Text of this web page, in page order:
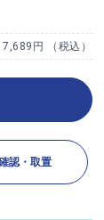
7,689円 （税込）
認・取置